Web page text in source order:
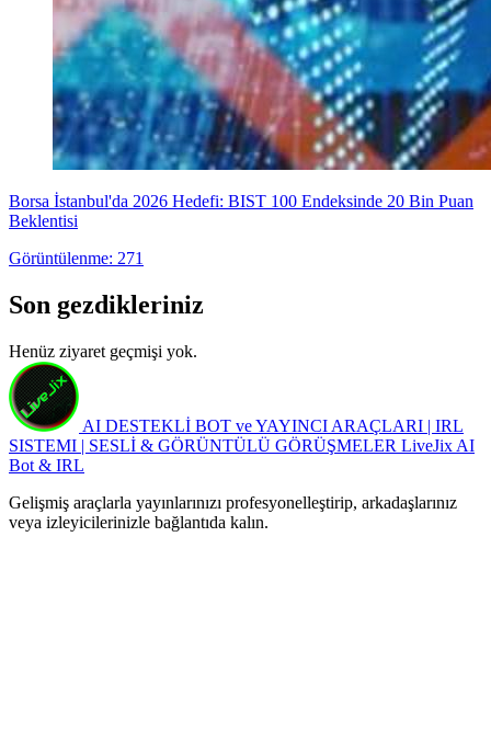
Borsa İstanbul'da 2026 Hedefi: BIST 100 Endeksinde 20 Bin Puan
Beklentisi
Görüntülenme: 271
Son gezdikleriniz
Henüz ziyaret geçmişi yok.
AI DESTEKLİ BOT ve YAYINCI ARAÇLARI | IRL
SISTEMI | SESLİ & GÖRÜNTÜLÜ GÖRÜŞMELER LiveJix AI
Bot & IRL
Gelişmiş araçlarla yayınlarınızı profesyonelleştirip, arkadaşlarınız
veya izleyicilerinizle bağlantıda kalın.